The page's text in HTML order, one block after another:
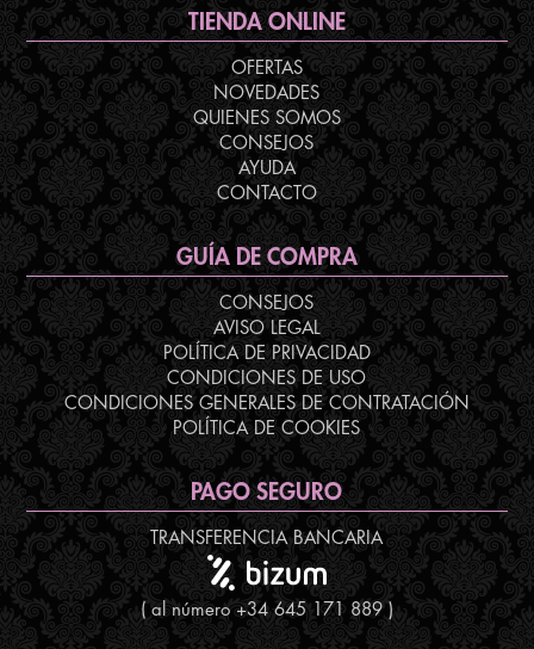
TIENDA ONLINE
OFERTAS
NOVEDADES
QUIENES SOMOS
CONSEJOS
AYUDA
CONTACTO
GUÍA DE COMPRA
CONSEJOS
AVISO LEGAL
POLÍTICA DE PRIVACIDAD
CONDICIONES DE USO
CONDICIONES GENERALES DE CONTRATACIÓN
POLÍTICA DE COOKIES
PAGO SEGURO
TRANSFERENCIA BANCARIA
( al número +34 645 171 889 )